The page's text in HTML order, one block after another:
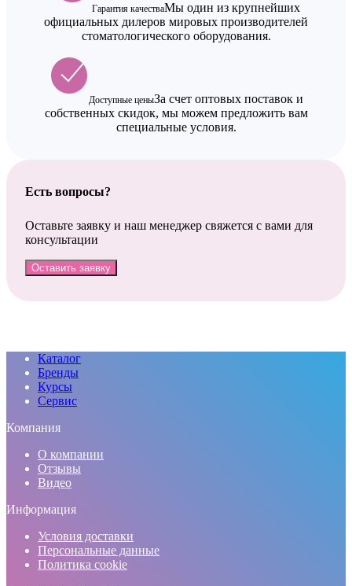
Гарантия качестваМы один из крупнейших
официальных дилеров мировых производителей
стоматологического оборудования.
Доступные ценыЗа счет оптовых поставок и
собственных скидок, мы можем предложить вам
специальные условия.
Есть вопросы?
Оставьте заявку и наш менеджер свяжется с вами для
консультации
Оставить заявку
Каталог
Бренды
Курсы
Сервис
Компания
О компании
Отзывы
Видео
Информация
Условия доставки
Персональные данные
Политика cookie